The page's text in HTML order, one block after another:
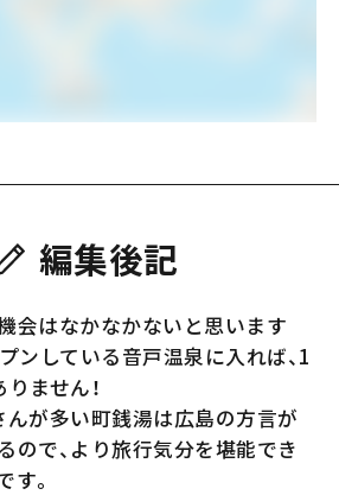
編集後記
会はなかなかないと思います
ンしている音戸温泉に入れば、1
ません！
んが多い町銭湯は広島の方言が
ので、より旅行気分を堪能でき
す。